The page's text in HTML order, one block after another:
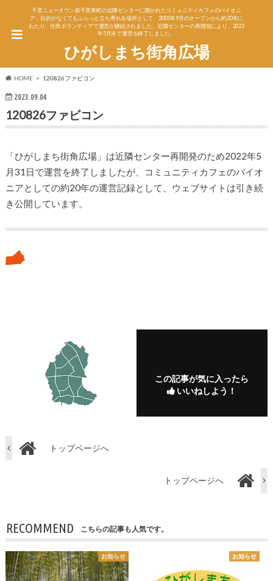
千里ニュータウン新千里東町の近隣センターに開かれたコミュニティカフェのパイオニ
ア。目的がなくてもふらっと立ち寄れる場所として、2001年9月のオープンから約20年に
わたり、住民ボランティアで運営が継続されました。近隣センターの再開発により、2022
年5月末で運営を終了しました。
ひがしまち街角広場
HOME 120826ファビコン
2023.09.04
120826ファビコン
「ひがしまち街角広場」は近隣センター再開発のため2022年5
月31日で運営を終了しましたが、コミュニティカフェのパイオ
ニアとしての約20年の運営記録として、ウェブサイトは引き続
き公開しています。
この記事が気に入ったら
いいねしよう！
トップページへ
トップページへ
RECOMMEND こちらの記事も人気です。
お知らせ お知らせ